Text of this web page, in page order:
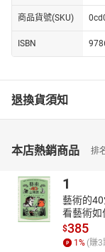
地基主，度過好運
機」嗎？！
輯二「忘憂孟婆湯
分豁達的洞悉幽默
輯三「房貸詩人如是
殼揹貸款，買房到底
「放過自己求生指南
即使其中有傷感、
讀者如你我，也一併
從生死大事寫到貓
頓探索，一邊也回
字，真正是，糗事
商品貨號(SKU)
ISBN
退換貨須知
本店熱銷商品 排
1
藝術的
看藝術如
$385
1 % (賺3